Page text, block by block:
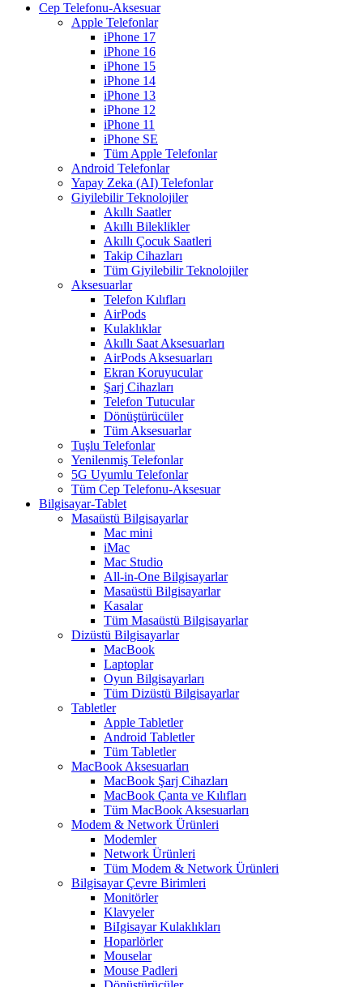
Cep Telefonu-Aksesuar
Apple Telefonlar
iPhone 17
iPhone 16
iPhone 15
iPhone 14
iPhone 13
iPhone 12
iPhone 11
iPhone SE
Tüm Apple Telefonlar
Android Telefonlar
Yapay Zeka (AI) Telefonlar
Giyilebilir Teknolojiler
Akıllı Saatler
Akıllı Bileklikler
Akıllı Çocuk Saatleri
Takip Cihazları
Tüm Giyilebilir Teknolojiler
Aksesuarlar
Telefon Kılıfları
AirPods
Kulaklıklar
Akıllı Saat Aksesuarları
AirPods Aksesuarları
Ekran Koruyucular
Şarj Cihazları
Telefon Tutucular
Dönüştürücüler
Tüm Aksesuarlar
Tuşlu Telefonlar
Yenilenmiş Telefonlar
5G Uyumlu Telefonlar
Tüm Cep Telefonu-Aksesuar
Bilgisayar-Tablet
Masaüstü Bilgisayarlar
Mac mini
iMac
Mac Studio
All-in-One Bilgisayarlar
Masaüstü Bilgisayarlar
Kasalar
Tüm Masaüstü Bilgisayarlar
Dizüstü Bilgisayarlar
MacBook
Laptoplar
Oyun Bilgisayarları
Tüm Dizüstü Bilgisayarlar
Tabletler
Apple Tabletler
Android Tabletler
Tüm Tabletler
MacBook Aksesuarları
MacBook Şarj Cihazları
MacBook Çanta ve Kılıfları
Tüm MacBook Aksesuarları
Modem & Network Ürünleri
Modemler
Network Ürünleri
Tüm Modem & Network Ürünleri
Bilgisayar Çevre Birimleri
Monitörler
Klavyeler
BiIgisayar Kulaklıkları
Hoparlörler
Mouselar
Mouse Padleri